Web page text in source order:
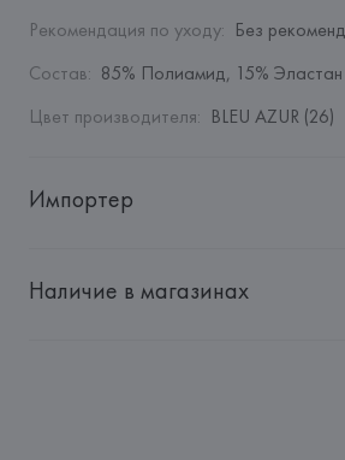
Рекомендация по уходу: Без
Состав: 85% Полиамид, 15% Эластан
Цвет производителя: BLEU AZUR (26)
Импортер
"БелВиринея"
Наличие в магазинах